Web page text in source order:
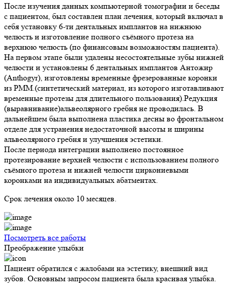
После изучения данных компьютерной томографии и беседы
с пациентом, был составлен план лечения, который включал в
себя установку 6-ти дентальных имплантов на нижнюю
челюсть и изготовление полного съёмного протеза на
верхнюю челюсть (по финансовым возможностям пациента).
На первом этапе были удалены несостоятельные зубы нижней
челюсти и установлены 6 дентальных имплантов Антожир
(Anthogyr), изготовлены временные фрезерованные коронки
из PMM.(синтетический материал, из которого изготавливают
временные протезы для длительного пользования).Редукция
(выравнивание)альвеолярного гребня не проводилась. В
дальнейшем была выполнена пластика десны во фронтальном
отделе для устранения недостаточной высоты и ширины
альвеолярного гребня и улучшения эстетики.
После периода интеграции выполнено постоянное
протезирование верхней челюсти с использованием полного
съёмного протеза и нижней челюсти циркониевыми
коронками на индивидуальных абатментах.
Срок лечения около 10 месяцев.
Посмотреть все работы
Преображение улыбки
Пациент обратился с жалобами на эстетику, внешний вид
зубов. Основным запросом пациента была красивая улыбка.